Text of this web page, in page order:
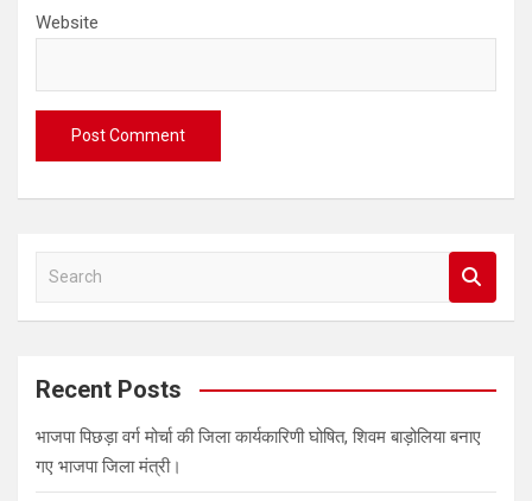
Website
a
c
Recent Posts
भाजपा पिछड़ा वर्ग मोर्चा की जिला कार्यकारिणी घोषित, शिवम बाड़ोलिया बनाए
गए भाजपा जिला मंत्री।